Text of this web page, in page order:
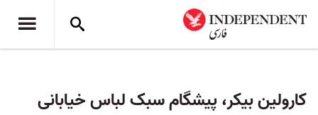
کارولین بیکر، پیشگام سبک لباس خیابانی